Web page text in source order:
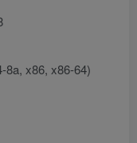
8a, x86, x86-64)